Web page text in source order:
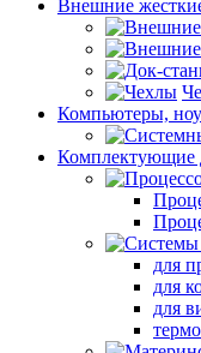
Внешние
Компьютеры,
Комплектующие
для
для
для